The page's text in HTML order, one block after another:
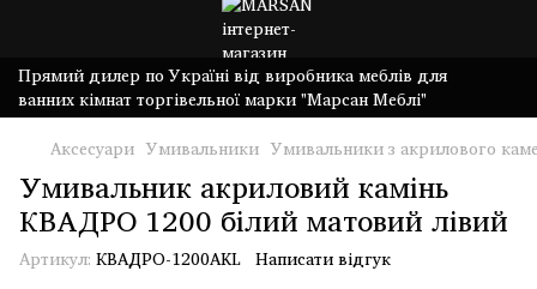
Прямий дилер по Україні від виробника меблів для
ванних кімнат торгівельної марки "Марсан Меблі"
Аксесуари Умивальники Умивальники з акрилового
Умивальник акриловий камінь
КВАДРО 1200 білий матовий лівий
Артикул: КВАДРО-1200AKL Написати відгук